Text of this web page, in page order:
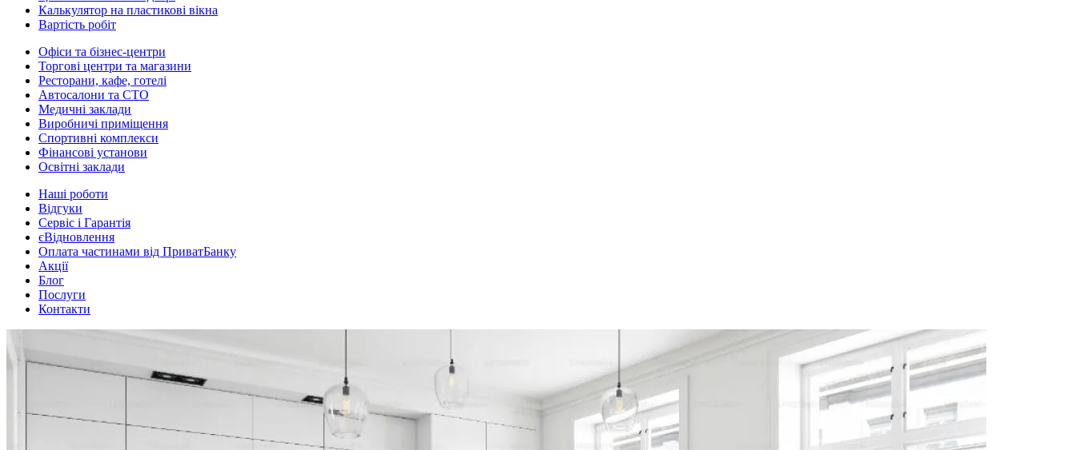
Калькулятор на пластикові вікна
Вартість робіт
Офіси та бізнес-центри
Торгові центри та магазини
Ресторани, кафе, готелі
Автосалони та СТО
Медичні заклади
Виробничі приміщення
Спортивні комплекси
Фінансові установи
Освітні заклади
Наші роботи
Відгуки
Сервіс і Гарантія
єВідновлення
Оплата частинами від ПриватБанку
Акції
Блог
Послуги
Контакти